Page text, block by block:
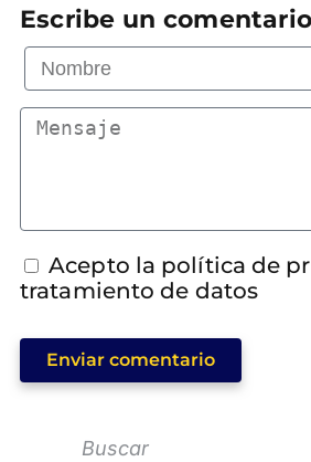
Escribe un comentario
Acepto la política de
tratamiento de datos
Enviar comentario